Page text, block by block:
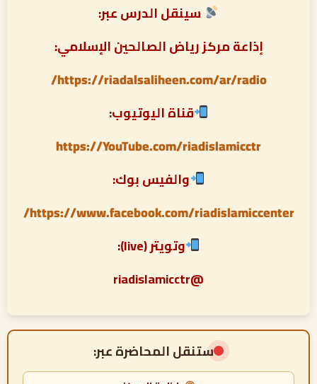
سينقل الدرس عبر:
إذاعة مركز رياض الصالحين الإسلامي:
https://riadalsaliheen.com/ar/radio/
قناة اليوتيوب:
https://YouTube.com/riadislamicctr
والفيس بوك:
https://www.facebook.com/riadislamiccenter/
وتويتر (live):
@riadislamicctr
ستنقل المحاضرة عبر: